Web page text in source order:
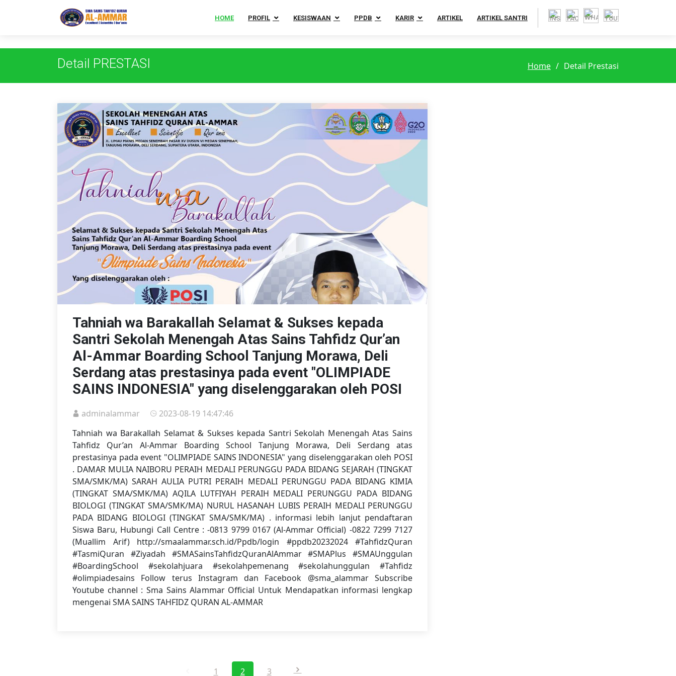
HOME PROFIL KESISWAAN PPDB KARIR ARTIKEL ARTIKEL SANTRI
Detail PRESTASI Home Detail Prestasi
Tahniah wa Barakallah Selamat & Sukses kepada
Santri Sekolah Menengah Atas Sains Tahfidz Qur’an
Al-Ammar Boarding School Tanjung Morawa, Deli
Serdang atas prestasinya pada event "OLIMPIADE
SAINS INDONESIA" yang diselenggarakan oleh POSI
adminalammar
2023-08-19 14:47:46
Tahniah wa Barakallah Selamat & Sukses kepada Santri Sekolah Menengah Atas Sains
Tahfidz Qur’an Al-Ammar Boarding School Tanjung Morawa, Deli Serdang atas
prestasinya pada event "OLIMPIADE SAINS INDONESIA" yang diselenggarakan oleh POSI
. DAMAR MULIA NAIBORU PERAIH MEDALI PERUNGGU PADA BIDANG SEJARAH (TINGKAT
SMA/SMK/MA) SARAH AULIA PUTRI PERAIH MEDALI PERUNGGU PADA BIDANG KIMIA
(TINGKAT SMA/SMK/MA) AQILA LUTFIYAH PERAIH MEDALI PERUNGGU PADA BIDANG
BIOLOGI (TINGKAT SMA/SMK/MA) NURUL HASANAH LUBIS PERAIH MEDALI PERUNGGU
PADA BIDANG BIOLOGI (TINGKAT SMA/SMK/MA) . informasi lebih lanjut pendaftaran
Siswa Baru, Hubungi Call Centre : -0813 9799 0167 (Al-Ammar Official) -0822 7299 7127
(Muallim Arif) http://smaalammar.sch.id/Ppdb/login #ppdb20232024 #TahfidzQuran
#TasmiQuran #Ziyadah #SMASainsTahfidzQuranAlAmmar #SMAPlus #SMAUnggulan
#BoardingSchool #sekolahjuara #sekolahpemenang #sekolahunggulan #Tahfidz
#olimpiadesains Follow terus Instagram dan Facebook @sma_alammar Subscribe
Youtube channel : Sma Sains Alammar Official Untuk Mendapatkan informasi lengkap
mengenai SMA SAINS TAHFIDZ QURAN AL-AMMAR
1 2 3